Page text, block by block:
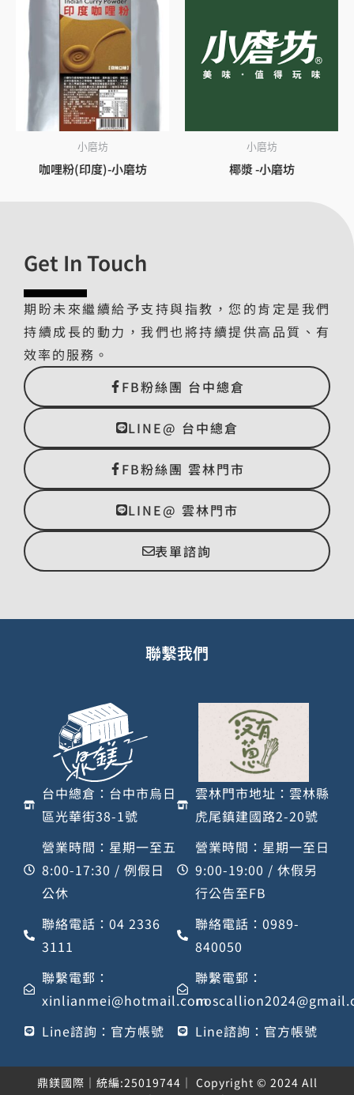
小磨坊
咖哩粉(印度)-小磨坊
小磨坊
椰漿 -小磨坊
Get In Touch
期盼未來繼續給予支持與指教，您的肯定是我們
持續成長的動力，我們也將持續提供高品質、有
效率的服務。
FB粉絲團 台中總倉
LINE@ 台中總倉
FB粉絲團 雲林門市
LINE@ 雲林門市
表單諮詢
聯繫我們
台中總倉：台中市烏日
區光華街38-1號
營業時間：星期一至五
8:00-17:30 / 例假日
公休
聯絡電話：04 2336
3111
聯繫電郵：
xinlianmei@hotmail.com
Line諮詢：官方帳號
雲林門市地址：雲林縣
虎尾鎮建國路2-20號
營業時間：星期一至日
9:00-19:00 / 休假另
行公告至FB
聯絡電話：0989-
840050
聯繫電郵：
Line諮詢：官方帳號
鼎鎂國際｜統編:25019744｜ Copyright © 2024 All